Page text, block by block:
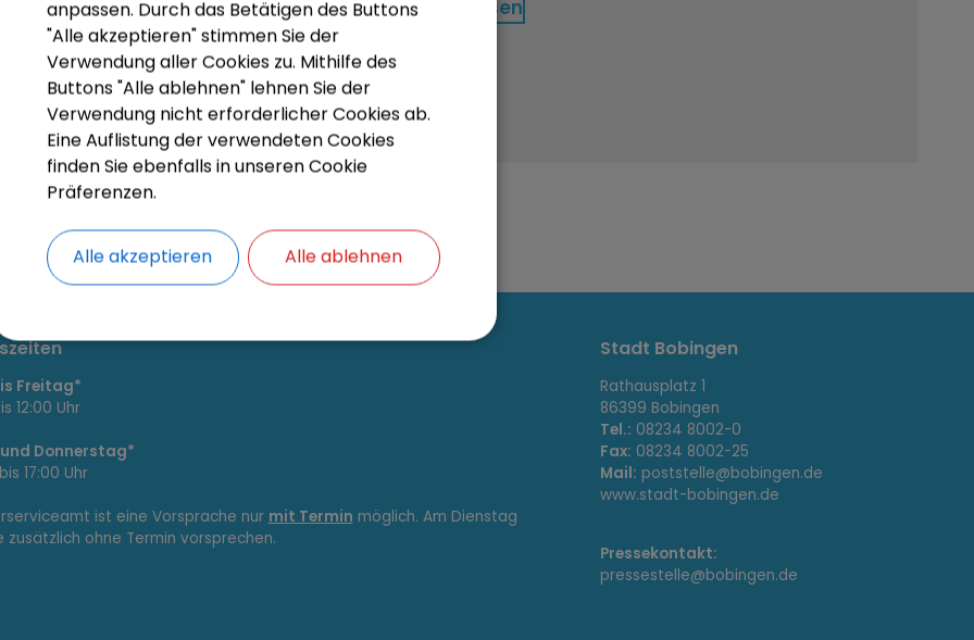
Cookies Anpassen
Freitag*
12:00 Uhr
Donnerstag*
17:00 Uhr
ist eine Vorsprache nur mit Termin möglich. Am Dienstag
zusätzlich ohne Termin vorsprechen.
Stadt Bobingen
Rathausplatz 1
86399 Bobingen
Tel.: 08234 8002-0
Fax: 08234 8002-25
Mail: poststelle@bobingen.de
www.stadt-bobingen.de
Pressekontakt:
pressestelle@bobingen.de
anpassen. Durch das Betätigen des Buttons
"Alle akzeptieren" stimmen Sie der
Verwendung aller Cookies zu. Mithilfe des
Buttons "Alle ablehnen" lehnen Sie der
Verwendung nicht erforderlicher Cookies ab.
Eine Auflistung der verwendeten Cookies
finden Sie ebenfalls in unseren Cookie
Präferenzen.
Alle akzeptieren Alle ablehnen